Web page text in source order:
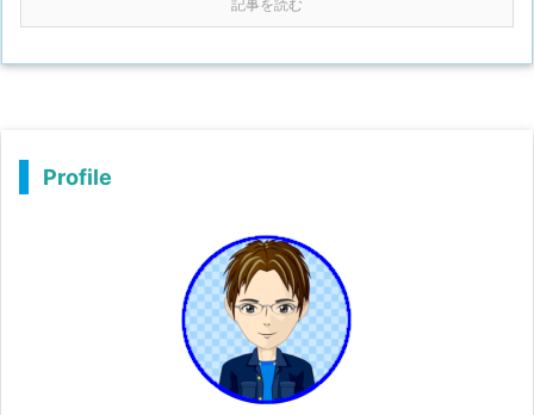
記事を読む
Profile